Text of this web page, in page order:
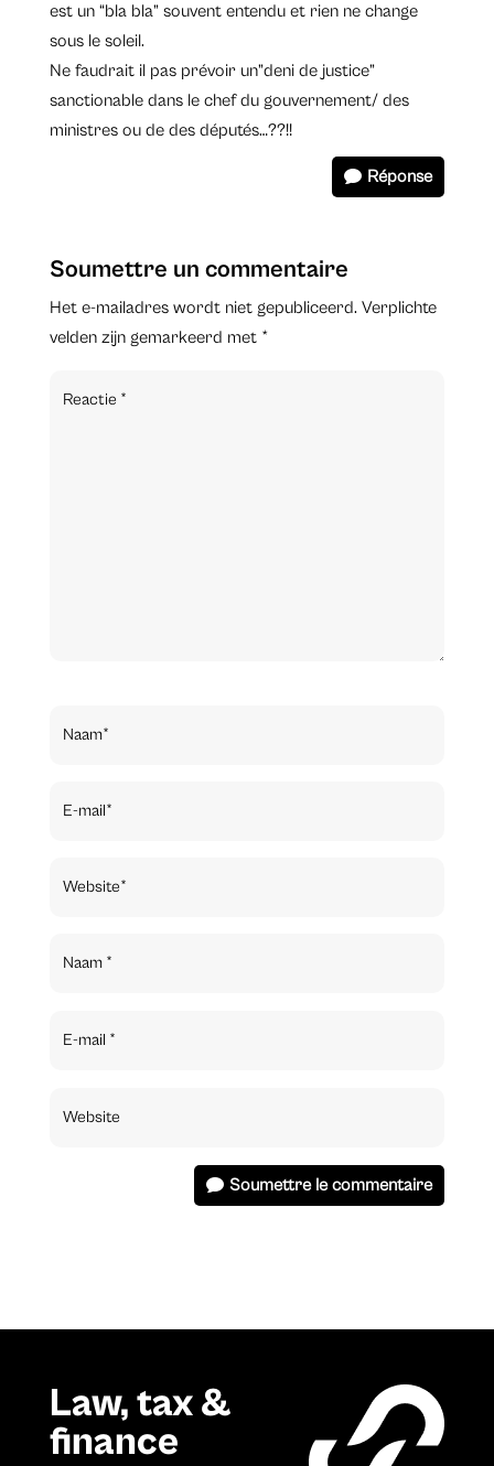
est un “bla bla” souvent entendu et rien ne change
sous le soleil.
Ne faudrait il pas prévoir un”deni de justice”
sanctionable dans le chef du gouvernement/ des
ministres ou de des députés…??!!
Réponse
Soumettre un commentaire
Het e-mailadres wordt niet gepubliceerd. Verplichte
velden zijn gemarkeerd met *
Soumettre le commentaire
Law, tax &
finance